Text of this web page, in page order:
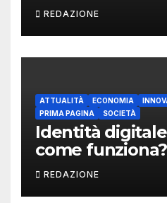
REDAZIONE
ATTUALITÀ ECONOMIA
PRIMA PAGINA
SOCIETÀ
Identità digitale
come funziona?
REDAZIONE